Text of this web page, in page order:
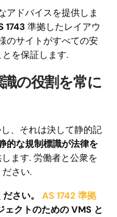
アドバイスを提供しま
1743 準拠したレイアウ
のサイトがすべての安
を保証します.
の役割を常に
、それは決して静的記
的な規制標識が法律を
ます. 労働者と公衆を
さい.
さい。 AS 1742 準拠
クトのための VMS と